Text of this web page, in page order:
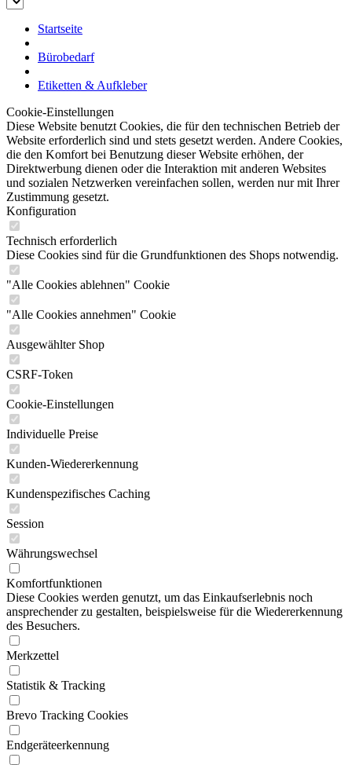
Startseite
Bürobedarf
Etiketten & Aufkleber
Cookie-Einstellungen
Diese Website benutzt Cookies, die für den technischen Betrieb der
Website erforderlich sind und stets gesetzt werden. Andere Cookies,
die den Komfort bei Benutzung dieser Website erhöhen, der
Direktwerbung dienen oder die Interaktion mit anderen Websites
und sozialen Netzwerken vereinfachen sollen, werden nur mit Ihrer
Zustimmung gesetzt.
Konfiguration
Technisch erforderlich
Diese Cookies sind für die Grundfunktionen des Shops notwendig.
"Alle Cookies ablehnen" Cookie
"Alle Cookies annehmen" Cookie
Ausgewählter Shop
CSRF-Token
Cookie-Einstellungen
Individuelle Preise
Kunden-Wiedererkennung
Kundenspezifisches Caching
Session
Währungswechsel
Komfortfunktionen
Diese Cookies werden genutzt, um das Einkaufserlebnis noch
ansprechender zu gestalten, beispielsweise für die Wiedererkennung
des Besuchers.
Merkzettel
Statistik & Tracking
Brevo Tracking Cookies
Endgeräteerkennung